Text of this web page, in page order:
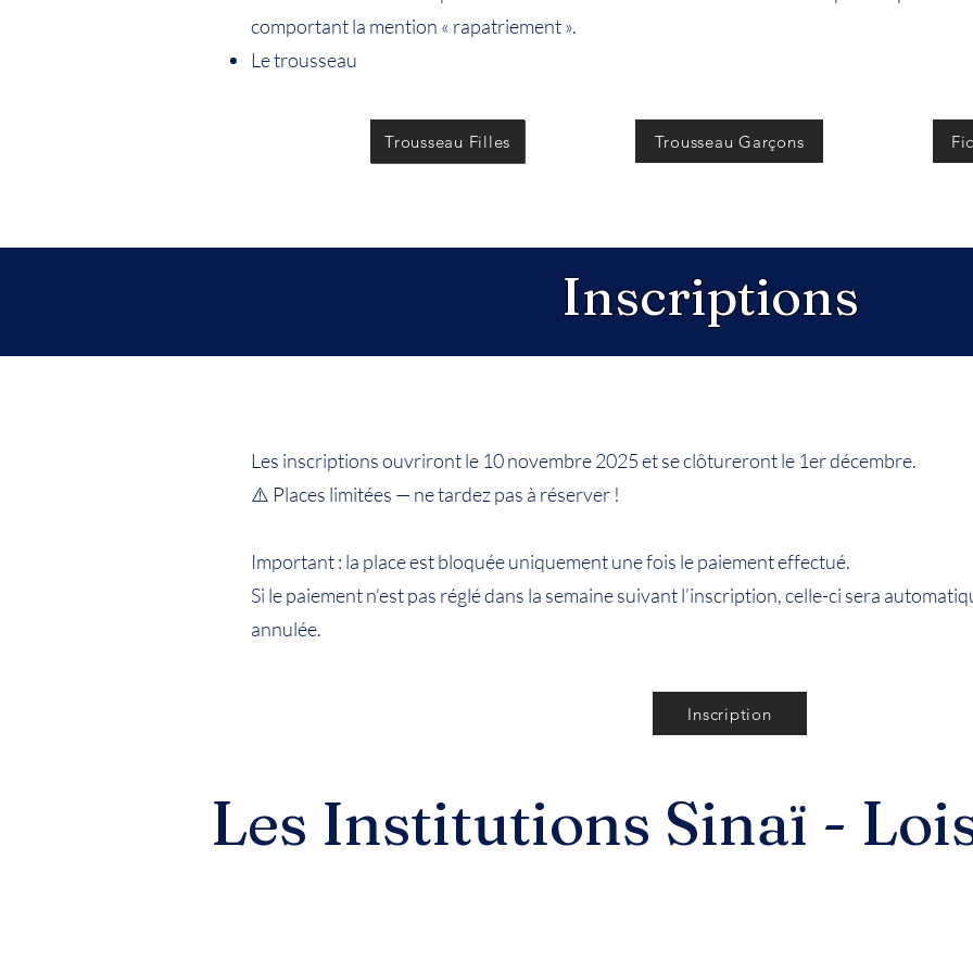
comportant la mention « rapatriement ».
Le trousseau
Trousseau Filles Trousseau Garçons
Inscriptions
Les inscriptions ouvriront le 10 novembre 2025 et se clôtureront le 1er décembre.
⚠️ Places limitées — ne tardez pas à réserver !
Important : la place est bloquée uniquement une fois le paiement effectué.
Si le paiement n’est pas réglé dans la semaine suivant l’inscription, celle-ci sera
annulée.
Inscription
Les Institutions Sinaï -